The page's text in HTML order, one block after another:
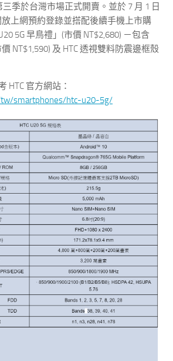
季於台灣市場正式開賣。並於 7 月 1 日
放上網預約登錄並搭配後續手機上市購
5G 早鳥禮」(市價 NT$2,680) －包含
NT$1,590) 及 HTC 透視雙料防震邊框殼
HTC 官方網站：
smartphones/htc-u20-5g/